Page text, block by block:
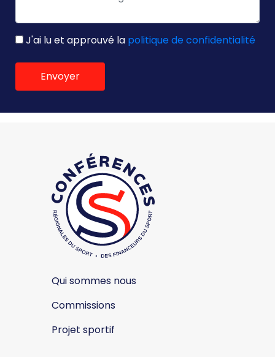
J'ai lu et approuvé la politique de confidentialité
Envoyer
Qui sommes nous
Commissions
Projet sportif